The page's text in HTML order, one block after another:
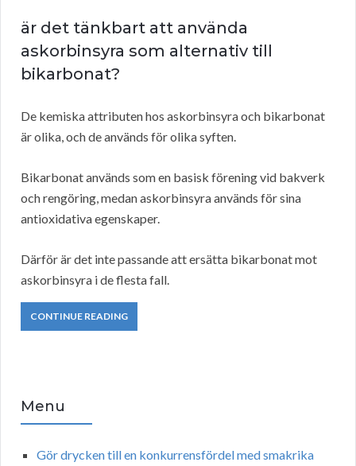
är det tänkbart att använda
askorbinsyra som alternativ till
bikarbonat?
De kemiska attributen hos askorbinsyra och bikarbonat
är olika, och de används för olika syften.
Bikarbonat används som en basisk förening vid bakverk
och rengöring, medan askorbinsyra används för sina
antioxidativa egenskaper.
Därför är det inte passande att ersätta bikarbonat mot
askorbinsyra i de flesta fall.
CONTINUE READING
Menu
Gör drycken till en konkurrensfördel med smakrika